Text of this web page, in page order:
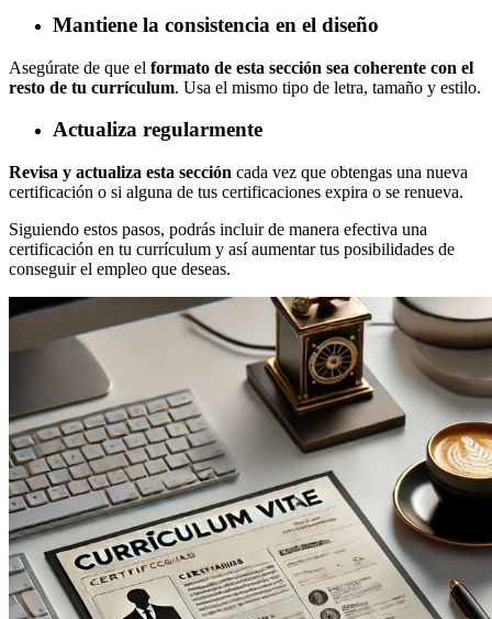
Mantiene la consistencia en el diseño
Asegúrate de que el formato de esta sección sea coherente con el
resto de tu currículum. Usa el mismo tipo de letra, tamaño y estilo.
Actualiza regularmente
Revisa y actualiza esta sección cada vez que obtengas una nueva
certificación o si alguna de tus certificaciones expira o se renueva.
Siguiendo estos pasos, podrás incluir de manera efectiva una
certificación en tu currículum y así aumentar tus posibilidades de
conseguir el empleo que deseas.